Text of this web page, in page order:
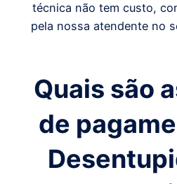
técnica não tem custo,
pela nossa atendente no
Quais são
de